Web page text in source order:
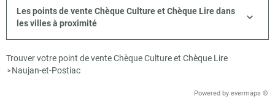
Les points de vente Chèque Culture et Chèque Lire dans
les villes à proximité
Trouver votre point de vente Chèque Culture et Chèque Lire
> Naujan-et-Postiac
Powered by evermaps ©